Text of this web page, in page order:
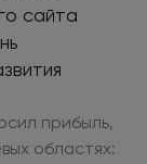
сайта
прибыль,
областях: